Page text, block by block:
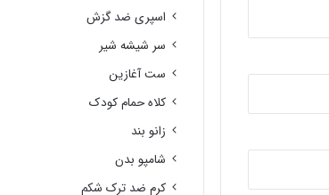
اسپری ضد گزش
سر شیشه شیر
ست آغازین
کلاه حمام کودک
زانو بند
شامپو بدن
کرم ضد ترک شکم